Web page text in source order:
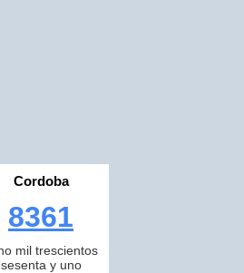
Cordoba
8361
mil trescientos
sesenta y uno